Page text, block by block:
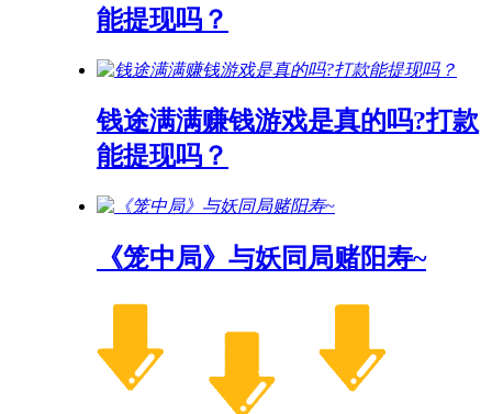
能提现吗？
钱途满满赚钱游戏是真的吗?打款
能提现吗？
《笼中局》与妖同局赌阳寿~